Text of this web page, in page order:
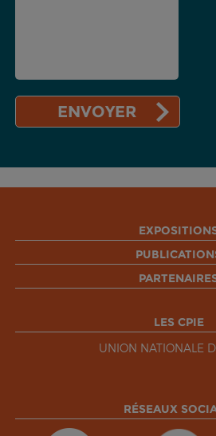
LES CPIE
UNION NATIONALE
RÉSEAUX